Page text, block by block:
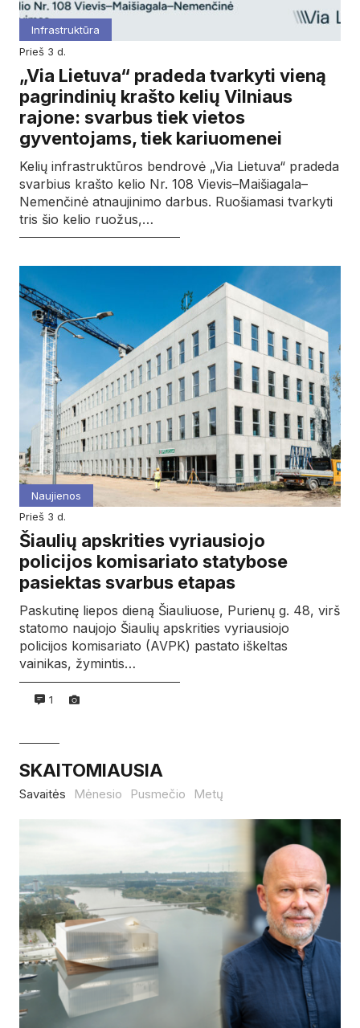
Infrastruktūra
prieš 3 d.
„Via Lietuva“ pradeda tvarkyti vieną
pagrindinių krašto kelių Vilniaus
rajone: svarbus tiek vietos
gyventojams, tiek kariuomenei
Kelių infrastruktūros bendrovė „Via Lietuva“ pradeda
svarbius krašto kelio Nr. 108 Vievis–Maišiagala–
Nemenčinė atnaujinimo darbus. Ruošiamasi tvarkyti
tris šio kelio ruožus,…
Naujienos
prieš 3 d.
Šiaulių apskrities vyriausiojo
policijos komisariato statybose
pasiektas svarbus etapas
Paskutinę liepos dieną Šiauliuose, Purienų g. 48, virš
statomo naujojo Šiaulių apskrities vyriausiojo
policijos komisariato (AVPK) pastato iškeltas
vainikas, žymintis…
1
SKAITOMIAUSIA
Savaitės Mėnesio Pusmečio Metų